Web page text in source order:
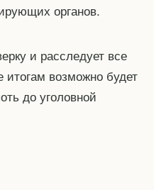
органов.
и расследует все
итогам возможно будет
до уголовной